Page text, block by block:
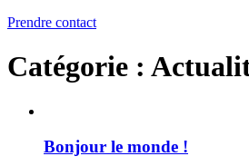
Prendre contact
Catégorie :
Bonjour le monde !